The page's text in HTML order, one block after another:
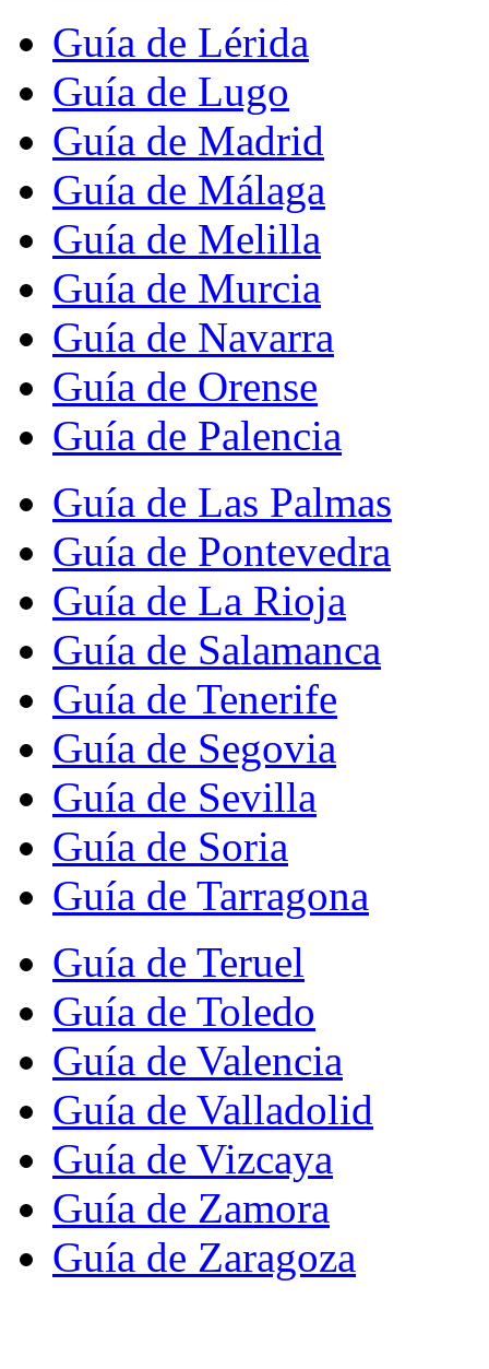
Guía de Lérida
Guía de Lugo
Guía de Madrid
Guía de Málaga
Guía de Melilla
Guía de Murcia
Guía de Navarra
Guía de Orense
Guía de Palencia
Guía de Las Palmas
Guía de Pontevedra
Guía de La Rioja
Guía de Salamanca
Guía de Tenerife
Guía de Segovia
Guía de Sevilla
Guía de Soria
Guía de Tarragona
Guía de Teruel
Guía de Toledo
Guía de Valencia
Guía de Valladolid
Guía de Vizcaya
Guía de Zamora
Guía de Zaragoza